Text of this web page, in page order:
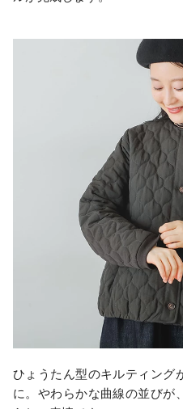
ひょうたん型のキルティング
に。やわらかな曲線の並びが